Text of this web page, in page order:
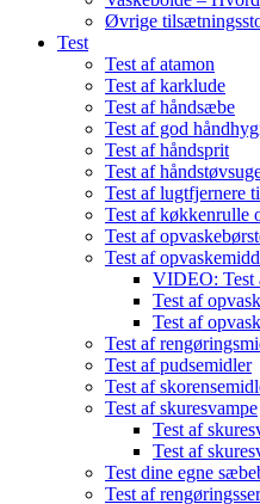
Øvrige
Test
Test af atamon
Test af karklude
Test af håndsæbe
Test af god
Test af håndsprit
Test af
Test af lugtfjernere
Test af køkkenrulle
Test af
Test af
VIDEO: Test
Test af
Test af
Test af
Test af pudsemidler
Test af
Test af skuresvampe
Test af
Test af
Test dine egne
Test af